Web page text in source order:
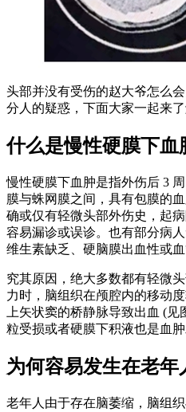
头部并没有受伤的赵大爷怎么
分人的疑惑，下面大家一起来
什么是慢性硬膜下血
慢性硬膜下血肿是指外伤后 3
膜与蛛网膜之间，具有包膜的
确或仅有轻微头部外伤史，起
容易漏诊或误诊。也有部分病
维生素缺乏、硬脑膜出血性或血
究其原因，绝大多数都有轻微
力时，脑组织在颅腔内的移动
上矢状窦的桥静脉导致出血 (
粒受损或者硬膜下积液也是血肿
为何容易发生在老年
老年人由于存在脑萎缩，脑组